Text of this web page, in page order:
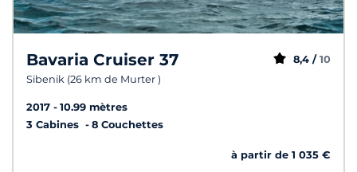
Bavaria Cruiser 37
Sibenik (26 km de Murter )
8,4 / 10
2017
10.99 mètres
3 Cabines
8 Couchettes
à partir de 1 035 €